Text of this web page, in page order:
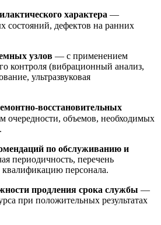
характера —
состояний, дефектов на ранних
узлов — с применением
контроля (вибрационный анализ,
ультразвуковая
восстановительных
очередности, объемов, необходимых
по обслуживанию и
периодичность, перечень
персонала.
продления срока службы —
при положительных результатах